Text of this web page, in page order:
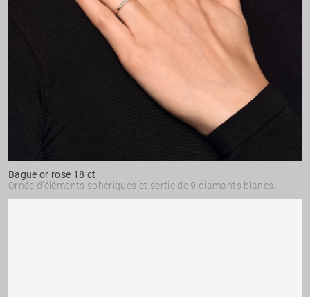
Bague or rose 18 ct
Ornée d’éléments sphériques et sertie de 9 diamants blancs.